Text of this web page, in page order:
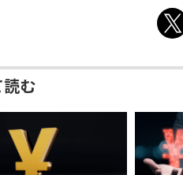
む